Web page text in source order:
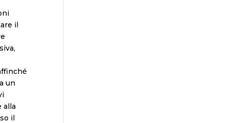
il
un
alla
il